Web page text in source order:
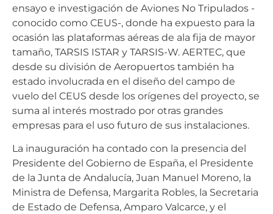
ensayo e investigación de Aviones No Tripulados -
conocido como CEUS-, donde ha expuesto para la
ocasión las plataformas aéreas de ala fija de mayor
tamaño, TARSIS ISTAR y TARSIS-W. AERTEC, que
desde su división de Aeropuertos también ha
estado involucrada en el diseño del campo de
vuelo del CEUS desde los orígenes del proyecto, se
suma al interés mostrado por otras grandes
empresas para el uso futuro de sus instalaciones.
La inauguración ha contado con la presencia del
Presidente del Gobierno de España, el Presidente
de la Junta de Andalucía, Juan Manuel Moreno, la
Ministra de Defensa, Margarita Robles, la Secretaria
de Estado de Defensa, Amparo Valcarce, y el